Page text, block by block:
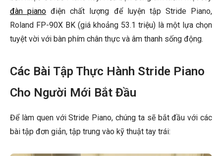
đàn piano điện chất lượng để luyện tập Stride Piano,
Roland FP-90X BK (giá khoảng 53.1 triệu) là một lựa chọn
tuyệt vời với bàn phím chân thực và âm thanh sống động.
Các Bài Tập Thực Hành Stride Piano
Cho Người Mới Bắt Đầu
Để làm quen với Stride Piano, chúng ta sẽ bắt đầu với các
bài tập đơn giản, tập trung vào kỹ thuật tay trái: